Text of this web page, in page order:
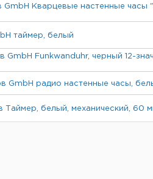
GmbH Кварцевые настенные часы
таймер, белый
Funkwanduhr, черный 12-
GmbH радио настенные часы,
Таймер, белый, механический, 60